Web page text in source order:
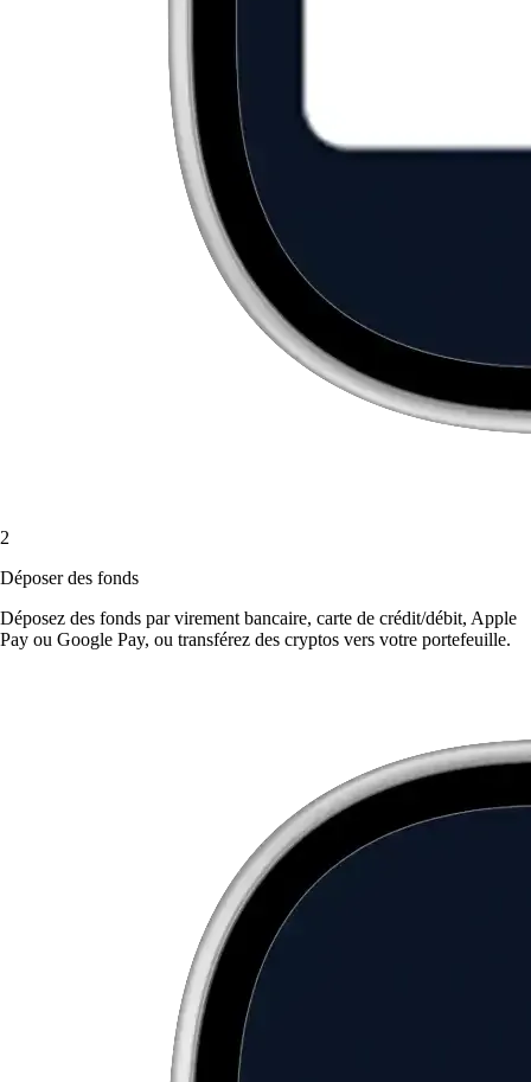
2
Déposer des fonds
Déposez des fonds par virement bancaire, carte de crédit/débit, Apple
Pay ou Google Pay, ou transférez des cryptos vers votre portefeuille.